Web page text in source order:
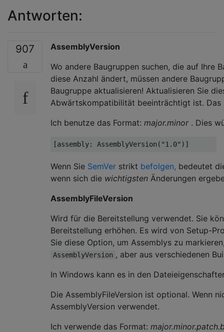
Antworten:
907
AssemblyVersion
Wo andere Baugruppen suchen, die auf Ihre
diese Anzahl ändert, müssen andere
Baugruppe aktualisieren! Aktualisieren Sie
Abwärtskompatibilität beeinträchtigt ist. Das
Ich benutze das Format: major.minor . Dies
[assembly: AssemblyVersion ( "1.0" )]
Wenn Sie SemVer strikt befolgen, bedeutet
wenn sich die wichtigsten Änderungen
AssemblyFileVersion
Wird für die Bereitstellung verwendet. Sie
Bereitstellung erhöhen. Es wird von Setup-
Sie diese Option, um Assemblys zu
AssemblyVersion , aber aus verschiedenen
In Windows kann es in den
Die AssemblyFileVersion ist optional. Wenn
AssemblyVersion verwendet.
Ich verwende das Format: